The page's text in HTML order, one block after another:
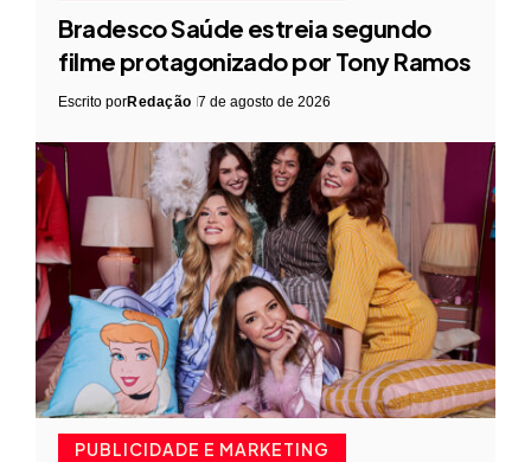
Bradesco Saúde estreia segundo
filme protagonizado por Tony Ramos
Escrito porRedação 7 de agosto de 2026
PUBLICIDADE E MARKETING